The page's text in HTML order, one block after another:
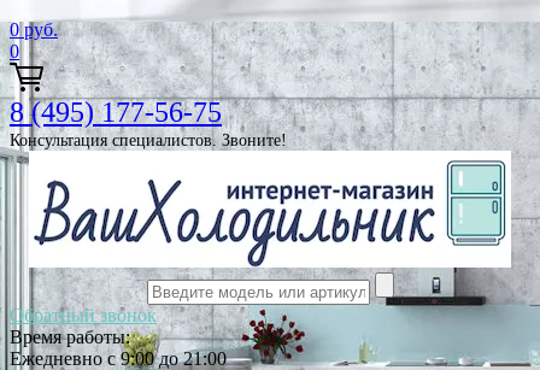
0 руб.
0
8 (495) 177-56-75
Консультация специалистов. Звоните!
Обратный звонок
Время работы:
Ежедневно с 9:00 до 21:00